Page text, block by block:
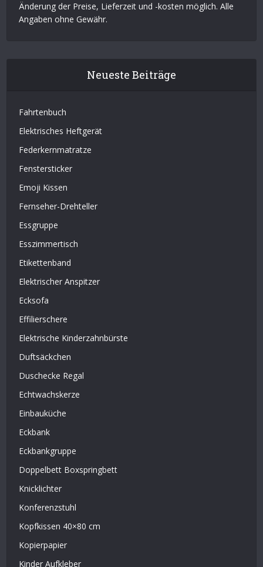
Änderung der Preise, Lieferzeit und -kosten möglich. Alle
Angaben ohne Gewähr.
Neueste Beiträge
Fahrtenbuch
Elektrisches Heftgerät
Federkernmatratze
Fenstersticker
Emoji Kissen
Fernseher-Drehteller
Essgruppe
Esszimmertisch
Etikettenband
Elektrischer Anspitzer
Ecksofa
Effilierschere
Elektrische Kinderzahnbürste
Duftsäckchen
Duschecke Regal
Echtwachskerze
Einbauküche
Eckbank
Eckbankgruppe
Doppelbett Boxspringbett
Knicklichter
Konferenzstuhl
Kopfkissen 40×80 cm
Kopierpapier
Kinder Aufkleber